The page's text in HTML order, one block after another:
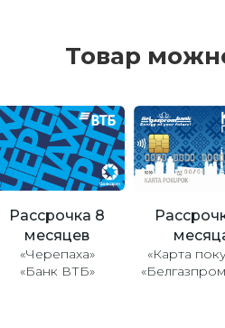
Товар
Рассрочка 8
месяцев
«Черепаха»
«Банк ВТБ»
«Карта